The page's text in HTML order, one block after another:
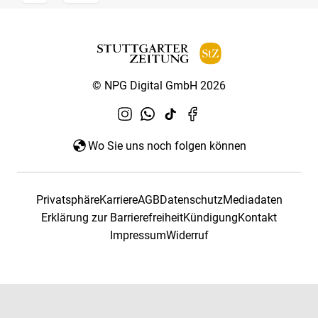
© NPG Digital GmbH 2026
Wo Sie uns noch folgen können
PrivatsphäreKarriereAGBDatenschutzMediadaten
Erklärung zur BarrierefreiheitKündigungKontakt
ImpressumWiderruf